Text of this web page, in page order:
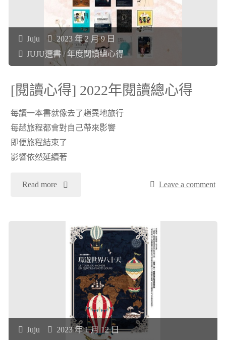
產
科
女
醫
師
視
角
人
Juju
2023 年 2 月 9 日
JUJU選書 / 年度閱讀總心得
[閱讀心得] 2022年閱讀總心得
每讀一本書就像去了趟異地旅行
每趟旅程都會對自己帶來影響
即便旅程結束了
影響依然延續著
Read more
年
Leave a comment
Juju
2023 年 1 月 12 日